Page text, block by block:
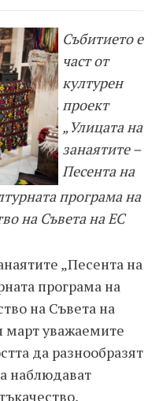
Събитието е
част от
културен
проект
„Улицата на
занаятите –
Песента на
програмана
на Съвета на ЕС
„Песента на
програма на
на Съвета на
март уважаемите
да разнообразят
наблюдават